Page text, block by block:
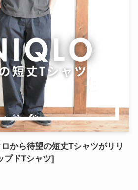
から待望の短丈Tシャツがリリ
プドTシャツ]